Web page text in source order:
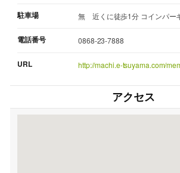
駐車場 無 近くに徒歩1分 コインパー
電話番号 0868-23-7888
URL http://machi.e-tsuyama.com/
アクセス